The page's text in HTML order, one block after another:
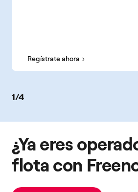
Regístrate ahora
1/4
¿Ya eres
flota con